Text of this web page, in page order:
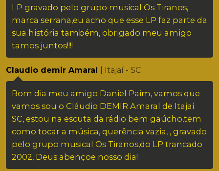
LP gravado pelo grupo musical Os Tiranos,
marca serrana,eu acho que esse LP faz parte da
sua história também, obrigado meu amigo
tamos juntos!!!!
Claudio demir Amaral | Itajaí - SC
Bom dia meu amigo Daniel Paim, vamos que
vamos sou o Cláudio DEMIR Amaral de Itajaí
SC, estou na escuta da rádio bem gaúcho,tem
como tocar a música, querência vazia, , gravado
pelo grupo musical Os Tiranos,do LP trancado
2002, Deus abençoe nosso dia!